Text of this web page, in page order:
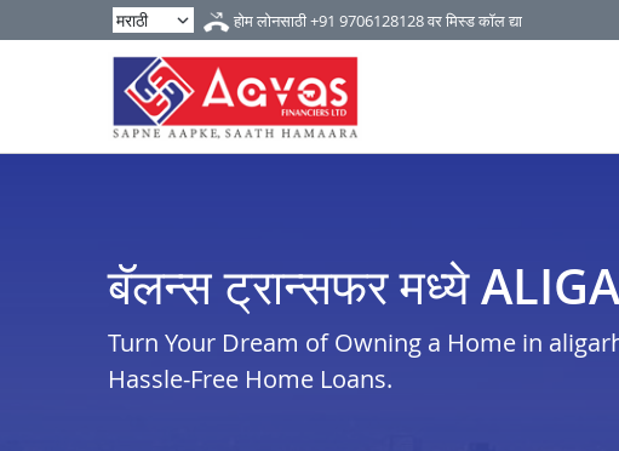
होम लोनसाठी+91 9706128128वर मिस्ड कॉल द्या
बॅलन्स ट्रान्सफर मध्ये
Turn Your Dream of Owning a Home in
Hassle-Free Home Loans.